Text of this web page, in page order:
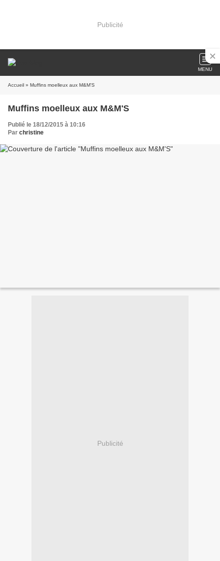
Publicité
MENU
Accueil » Muffins moelleux aux M&M'S
Muffins moelleux aux M&M'S
Publié le 18/12/2015 à 10:16
Par christine
Publicité